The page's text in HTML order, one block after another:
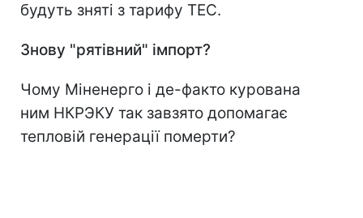
будуть зняті з тарифу ТЕС.
Знову "рятівний" імпорт?
Чому Міненерго і де-факто курована
ним НКРЭКУ так завзято допомагає
тепловій генерації померти?